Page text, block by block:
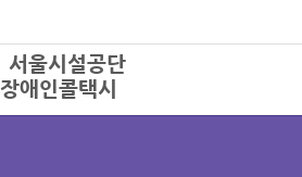
장애인콜택시